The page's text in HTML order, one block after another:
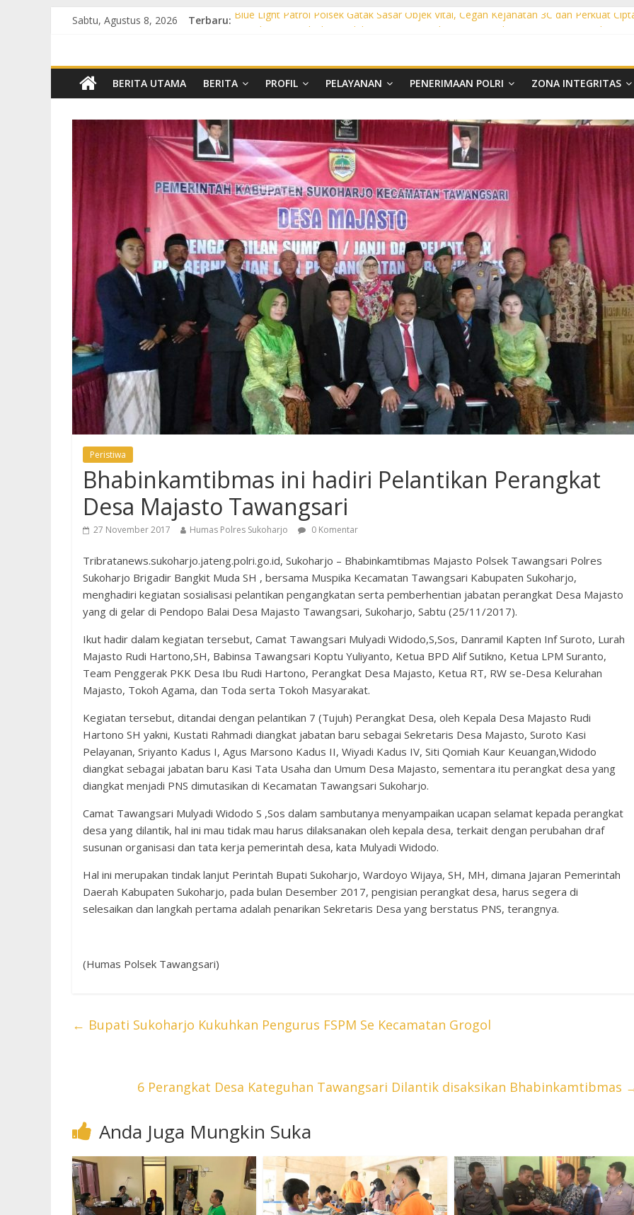
Sabtu, Agustus 8, 2026 Terbaru: Blue Light Patrol Polsek Gatak Sasar Objek Vital, Cegah Kejahatan 3C dan Perkuat
Patroli Blue Light Polsek Nguter Sasar Perbankan hingga Permukiman, Antisipasi 3C
Blue Light Patrol Polsek Tawangsari Sisir Belasan Desa, Cegah Kejahatan 3C dan
BERITA UTAMA BERITA PROFIL PELAYANAN PENERIMAAN POLRI ZONA INTEGRITAS
Peristiwa
Bhabinkamtibmas ini hadiri Pelantikan Perangkat
Desa Majasto Tawangsari
27 November 2017 Humas Polres Sukoharjo 0 Komentar
Tribratanews.sukoharjo.jateng.polri.go.id, Sukoharjo – Bhabinkamtibmas Majasto Polsek Tawangsari Polres
Sukoharjo Brigadir Bangkit Muda SH , bersama Muspika Kecamatan Tawangsari Kabupaten Sukoharjo,
menghadiri kegiatan sosialisasi pelantikan pengangkatan serta pemberhentian jabatan perangkat Desa Majasto
yang di gelar di Pendopo Balai Desa Majasto Tawangsari, Sukoharjo, Sabtu (25/11/2017).
Ikut hadir dalam kegiatan tersebut, Camat Tawangsari Mulyadi Widodo,S,Sos, Danramil Kapten Inf Suroto, Lurah
Majasto Rudi Hartono,SH, Babinsa Tawangsari Koptu Yuliyanto, Ketua BPD Alif Sutikno, Ketua LPM Suranto,
Team Penggerak PKK Desa Ibu Rudi Hartono, Perangkat Desa Majasto, Ketua RT, RW se-Desa Kelurahan
Majasto, Tokoh Agama, dan Toda serta Tokoh Masyarakat.
Kegiatan tersebut, ditandai dengan pelantikan 7 (Tujuh) Perangkat Desa, oleh Kepala Desa Majasto Rudi
Hartono SH yakni, Kustati Rahmadi diangkat jabatan baru sebagai Sekretaris Desa Majasto, Suroto Kasi
Pelayanan, Sriyanto Kadus I, Agus Marsono Kadus II, Wiyadi Kadus IV, Siti Qomiah Kaur Keuangan,Widodo
diangkat sebagai jabatan baru Kasi Tata Usaha dan Umum Desa Majasto, sementara itu perangkat desa yang
diangkat menjadi PNS dimutasikan di Kecamatan Tawangsari Sukoharjo.
Camat Tawangsari Mulyadi Widodo S ,Sos dalam sambutanya menyampaikan ucapan selamat kepada perangkat
desa yang dilantik, hal ini mau tidak mau harus dilaksanakan oleh kepala desa, terkait dengan perubahan draf
susunan organisasi dan tata kerja pemerintah desa, kata Mulyadi Widodo.
Hal ini merupakan tindak lanjut Perintah Bupati Sukoharjo, Wardoyo Wijaya, SH, MH, dimana Jajaran Pemerintah
Daerah Kabupaten Sukoharjo, pada bulan Desember 2017, pengisian perangkat desa, harus segera di
selesaikan dan langkah pertama adalah penarikan Sekretaris Desa yang berstatus PNS, terangnya.
(Humas Polsek Tawangsari)
← Bupati Sukoharjo Kukuhkan Pengurus FSPM Se Kecamatan Grogol
6 Perangkat Desa Kateguhan Tawangsari Dilantik disaksikan Bhabinkamtibmas
Anda Juga Mungkin Suka